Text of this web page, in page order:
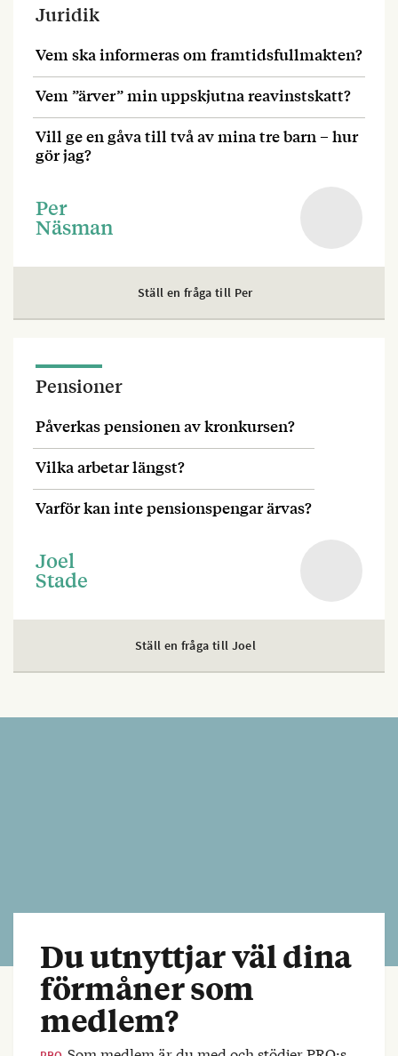
Juridik
Vem ska informeras om framtidsfullmakten?
Vem ”ärver” min uppskjutna reavinstskatt?
Vill ge en gåva till två av mina tre barn – hur
gör jag?
Per
Näsman
Ställ en fråga till Per
Pensioner
Påverkas pensionen av kronkursen?
Vilka arbetar längst?
Varför kan inte pensionspengar ärvas?
Joel
Stade
Ställ en fråga till Joel
Du utnyttjar väl dina
förmåner som
medlem?